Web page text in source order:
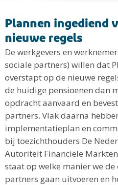
Plannen ingediend
nieuwe regels
De werkgevers en
sociale partners) willen dat
overstapt op de nieuwe
de huidige pensioenen dan
opdracht aanvaard en
partners. Vlak daarna
implementatieplan en
bij toezichthouders De
Autoriteit Financiële
staat op welke manier we
partners gaan uitvoeren en